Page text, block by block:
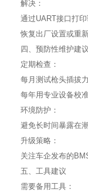
解决：
通过UART接口打印
恢复出厂设置或重新
四、预防性维护建议
定期检查：
每月测试枪头插拔力
每年用专业设备校准
环境防护：
避免长时间暴露在潮
升级策略：
关注车企发布的BMS
五、工具建议
需要备用工具：